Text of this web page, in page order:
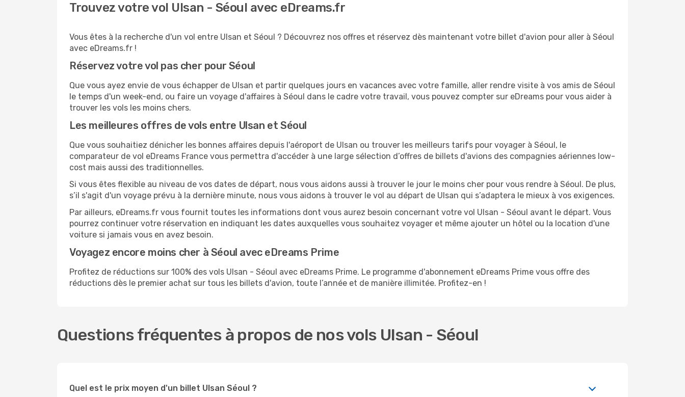
Trouvez votre vol Ulsan - Séoul avec eDreams.fr
Vous êtes à la recherche d'un vol entre Ulsan et Séoul ? Découvrez nos offres et réservez dès maintenant votre billet d'avion pour aller à Séoul
avec eDreams.fr !
Réservez votre vol pas cher pour Séoul
Que vous ayez envie de vous échapper de Ulsan et partir quelques jours en vacances avec votre famille, aller rendre visite à vos amis de Séoul
le temps d'un week-end, ou faire un voyage d'affaires à Séoul dans le cadre votre travail, vous pouvez compter sur eDreams pour vous aider à
trouver les vols les moins chers.
Les meilleures offres de vols entre Ulsan et Séoul
Que vous souhaitiez dénicher les bonnes affaires depuis l'aéroport de Ulsan ou trouver les meilleurs tarifs pour voyager à Séoul, le
comparateur de vol eDreams France vous permettra d'accéder à une large sélection d’offres de billets d'avions des compagnies aériennes low-
cost mais aussi des traditionnelles.
Si vous êtes flexible au niveau de vos dates de départ, nous vous aidons aussi à trouver le jour le moins cher pour vous rendre à Séoul. De plus,
s’il s'agit d'un voyage prévu à la dernière minute, nous vous aidons à trouver le vol au départ de Ulsan qui s’adaptera le mieux à vos exigences.
Par ailleurs, eDreams.fr vous fournit toutes les informations dont vous aurez besoin concernant votre vol Ulsan - Séoul avant le départ. Vous
pourrez continuer votre réservation en indiquant les dates auxquelles vous souhaitez voyager et même ajouter un hôtel ou la location d'une
voiture si jamais vous en avez besoin.
Voyagez encore moins cher à Séoul avec eDreams Prime
Profitez de réductions sur 100% des vols Ulsan - Séoul avec eDreams Prime. Le programme d'abonnement eDreams Prime vous offre des
réductions dès le premier achat sur tous les billets d'avion, toute l’année et de manière illimitée. Profitez-en !
Questions fréquentes à propos de nos vols Ulsan - Séoul
Quel est le prix moyen d'un billet Ulsan Séoul ?